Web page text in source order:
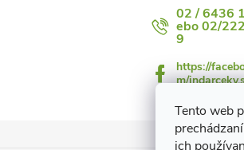
Tento web
ich
u
02 / 6436
ebo 02/
9
https://
m/